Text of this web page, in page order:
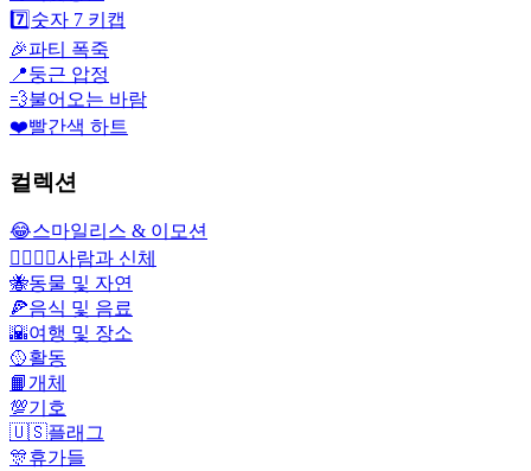
7️⃣ 숫자 7 키캡
🎉파티 폭죽
📍둥근 압정
💨불어오는 바람
❤️빨간색 하트
컬렉션
😂스마일리스 & 이모션
👩‍❤️‍💋‍👨사람과 신체
🐝동물 및 자연
🍕음식 및 음료
🌇여행 및 장소
🥎활동
📙개체
💯기호
🇺🇸플래그
🎊휴가들